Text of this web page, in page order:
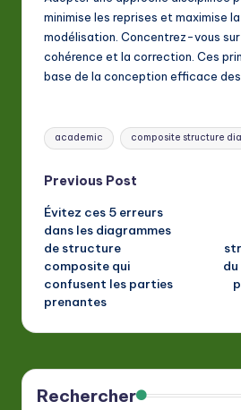
minimise les reprises et maximise
modélisation. Concentrez-vous
cohérence et la correction. Ces
base de la conception efficace des
Tags:
academic composite structure
Post
navigation
Previous Post
Évitez ces 5 erreurs
dans les diagrammes
de structure
composite qui
confusent les parties
prenantes
Rechercher